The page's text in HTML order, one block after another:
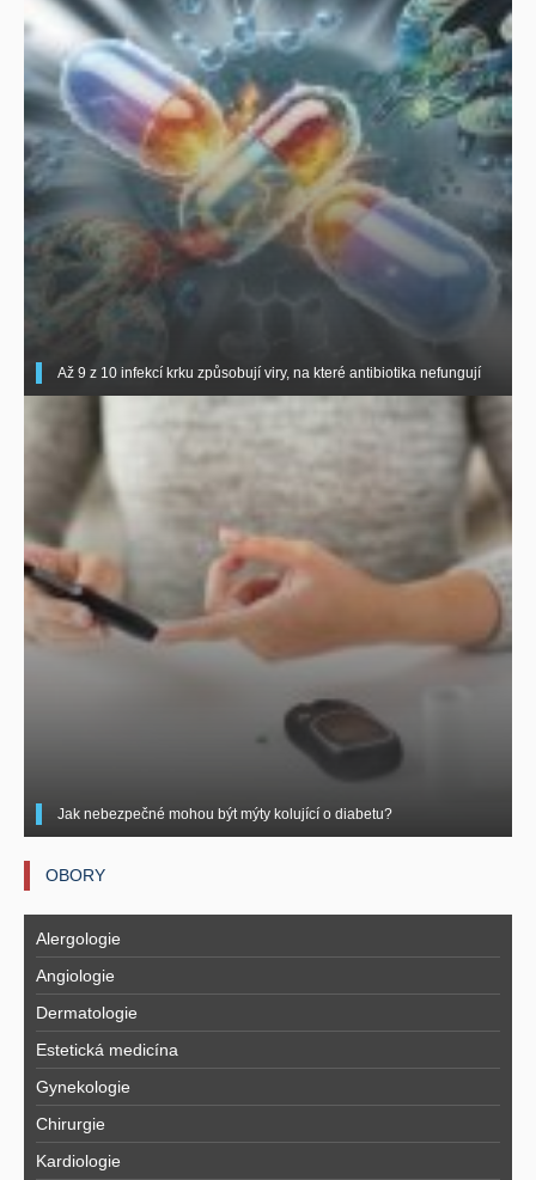
Až 9 z 10 infekcí krku způsobují viry, na které antibiotika nefungují
Jak nebezpečné mohou být mýty kolující o diabetu?
OBORY
Alergologie
Angiologie
Dermatologie
Estetická medicína
Gynekologie
Chirurgie
Kardiologie